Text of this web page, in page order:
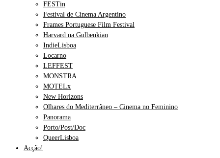
FESTin
Festival de Cinema Argentino
Frames Portuguese Film Festival
Harvard na Gulbenkian
IndieLisboa
Locarno
LEFFEST
MONSTRA
MOTELx
New Horizons
Olhares do Mediterrâneo – Cinema no Feminino
Panorama
Porto/Post/Doc
QueerLisboa
Acção!